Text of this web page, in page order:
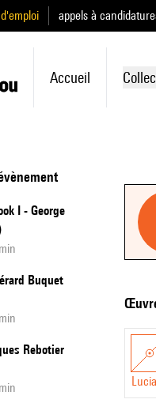
appels à
Accueil
I - George
Buquet
Rebotier